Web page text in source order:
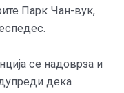
Парк Чан-вук,
се надоврза и
дека